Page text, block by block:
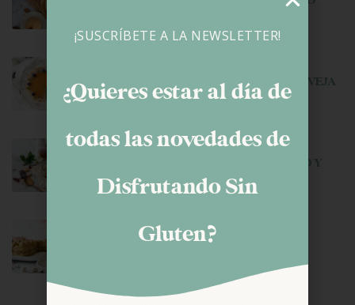
TARTA MOUSSE DE YOGUR DE OVEJA
Y MANGO
junio 1, 2026
MOUSSE DE CHOCOLATE NEGRO Y
AVELLANAS
mayo 11, 2026
TIRAMISU DE PISTACHO
¡SUSCRÍBETE A LA NEWSLETTER!
¿Quieres estar al día de
todas las novedades de
Disfrutando Sin
Gluten?